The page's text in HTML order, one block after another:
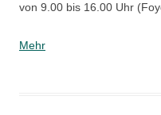
von 9.00 bis 16.00 Uhr
Mehr